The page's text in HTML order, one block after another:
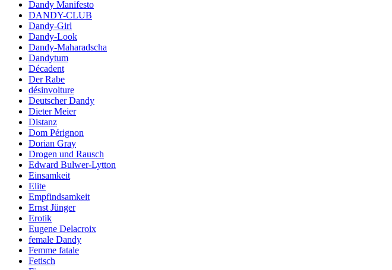
Dandy Manifesto
DANDY-CLUB
Dandy-Girl
Dandy-Look
Dandy-Maharadscha
Dandytum
Décadent
Der Rabe
désinvolture
Deutscher Dandy
Dieter Meier
Distanz
Dom Pérignon
Dorian Gray
Drogen und Rausch
Edward Bulwer-Lytton
Einsamkeit
Elite
Empfindsamkeit
Ernst Jünger
Erotik
Eugene Delacroix
female Dandy
Femme fatale
Fetisch